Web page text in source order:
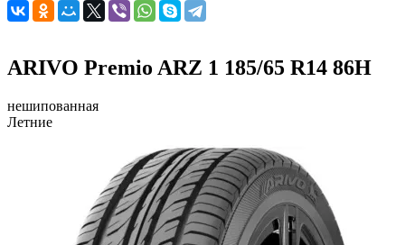
ARIVO Premio ARZ 1 185/65 R14 86H
нешипованная
Летние